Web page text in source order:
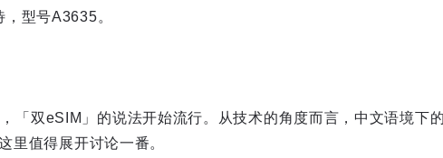
型号A3635。
「双eSIM」的说法开始流行。从技术的角度而言，中文语境下
里值得展开讨论一番。